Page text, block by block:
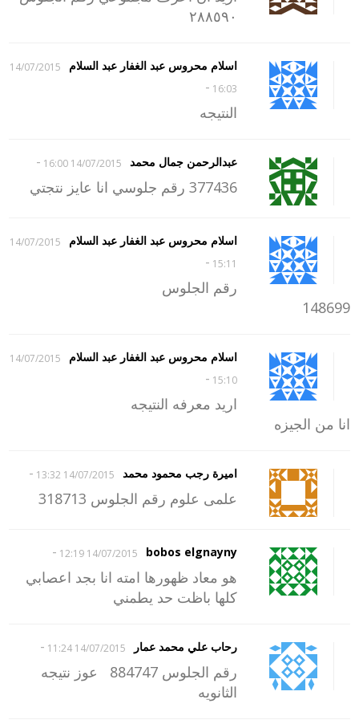
٢٨٨٥٩٠
اسلام محروس عبد الغفار عبد السلام
14/07/2015
16:03
-
النتيجه
عبدالرحمن جمال محمد 14/07/2015 16:00
-
377436 رقم جلوسي انا عايز نتجتي
اسلام محروس عبد الغفار عبد السلام
14/07/2015
15:11
-
رقم الجلوس
148699
اسلام محروس عبد الغفار عبد السلام
14/07/2015
15:10
-
اريد معرفه النتيجه
انا من الجيزه
اميرة رجب محمود محمد 14/07/2015 13:32
-
علمى علوم رقم الجلوس 318713
bobos elgnayny
14/07/2015 12:19
-
هو معاد ظهورها امته انا بجد اعصابي
كلها باظت حد يطمني
رحاب علي محمد عمار 14/07/2015 11:24
-
رقم الجلوس 884747 عوز نتيجه
الثانويه